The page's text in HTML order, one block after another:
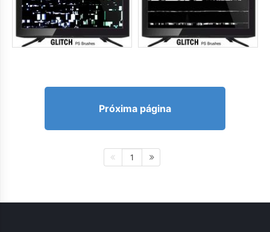
Próxima página
1